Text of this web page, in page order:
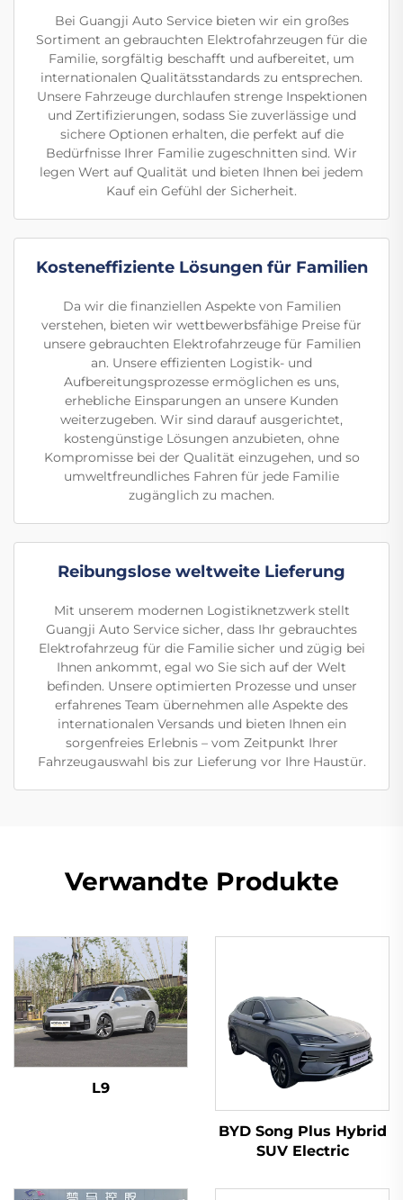
Bei Guangji Auto Service bieten wir ein großes
Sortiment an gebrauchten Elektrofahrzeugen für die
Familie, sorgfältig beschafft und aufbereitet, um
internationalen Qualitätsstandards zu entsprechen.
Unsere Fahrzeuge durchlaufen strenge Inspektionen
und Zertifizierungen, sodass Sie zuverlässige und
sichere Optionen erhalten, die perfekt auf die
Bedürfnisse Ihrer Familie zugeschnitten sind. Wir
legen Wert auf Qualität und bieten Ihnen bei jedem
Kauf ein Gefühl der Sicherheit.
Kosteneffiziente Lösungen für Familien
Da wir die finanziellen Aspekte von Familien
verstehen, bieten wir wettbewerbsfähige Preise für
unsere gebrauchten Elektrofahrzeuge für Familien
an. Unsere effizienten Logistik- und
Aufbereitungsprozesse ermöglichen es uns,
erhebliche Einsparungen an unsere Kunden
weiterzugeben. Wir sind darauf ausgerichtet,
kostengünstige Lösungen anzubieten, ohne
Kompromisse bei der Qualität einzugehen, und so
umweltfreundliches Fahren für jede Familie
zugänglich zu machen.
Reibungslose weltweite Lieferung
Mit unserem modernen Logistiknetzwerk stellt
Guangji Auto Service sicher, dass Ihr gebrauchtes
Elektrofahrzeug für die Familie sicher und zügig bei
Ihnen ankommt, egal wo Sie sich auf der Welt
befinden. Unsere optimierten Prozesse und unser
erfahrenes Team übernehmen alle Aspekte des
internationalen Versands und bieten Ihnen ein
sorgenfreies Erlebnis – vom Zeitpunkt Ihrer
Fahrzeugauswahl bis zur Lieferung vor Ihre Haustür.
Verwandte Produkte
L9
BYD Song Plus Hybrid
SUV Electric